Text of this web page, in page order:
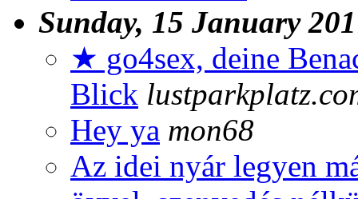
Sunday, 15 January
★ go4sex, deine
Blick
Hey ya mon68
Az idei nyár legyen